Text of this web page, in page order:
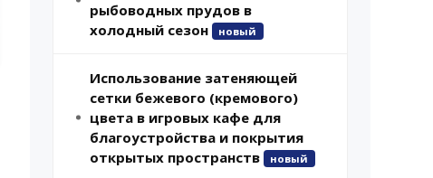
рыбоводных прудов в
холодный сезон
новый
Использование затеняющей
сетки бежевого (кремового)
цвета в игровых кафе для
благоустройства и покрытия
открытых пространств
новый